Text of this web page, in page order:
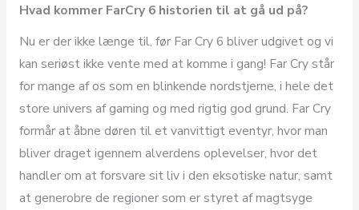
Hvad kommer FarCry 6 historien til at gå ud på?
Nu er der ikke længe til, før Far Cry 6 bliver udgivet og vi
kan seriøst ikke vente med at komme i gang! Far Cry står
for mange af os som en blinkende nordstjerne, i hele det
store univers af gaming og med rigtig god grund. Far Cry
formår at åbne døren til et vanvittigt eventyr, hvor man
bliver draget igennem alverdens oplevelser, hvor det
handler om at forsvare sit liv i den eksotiske natur, samt
at generobre de regioner som er styret af magtsyge